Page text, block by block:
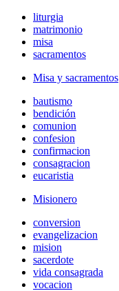
liturgia
matrimonio
misa
sacramentos
Misa y sacramentos
bautismo
bendición
comunion
confesion
confirmacion
consagracion
eucaristia
Misionero
conversion
evangelizacion
mision
sacerdote
vida consagrada
vocacion